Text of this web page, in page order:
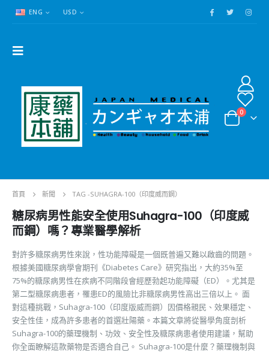
ENG USD
0
首頁 新聞 TAG -SUHAGRA-100（印度威而鋼）
糖尿病男性能安全使用Suhagra-100（印度威
而鋼）嗎？專業醫學解析
對許多糖尿病男性來說，性功能障礙是一個既普遍又難以啟齒的問題。
根據美國糖尿病學會期刊《Diabetes Care》研究指出，大約35%至
75%的糖尿病男性在疾病不同階段會經歷勃起功能障礙（ED）。尤其是
第二型糖尿病患者，罹患ED的風險比非糖尿病男性高出三倍以上。 面
對這種挑戰，Suhagra-100（印度版威而鋼）因價格親民、效果穩定、
安全性佳，成為許多患者的首選壯陽藥。本篇文章將從醫學角度剖析
Suhagra-100的藥理機制、功效、安全性及糖尿病患者使用建議，幫助
你全面瞭解這款藥物是否適合自己。 Suhagra-100是什麼？藥理機制與